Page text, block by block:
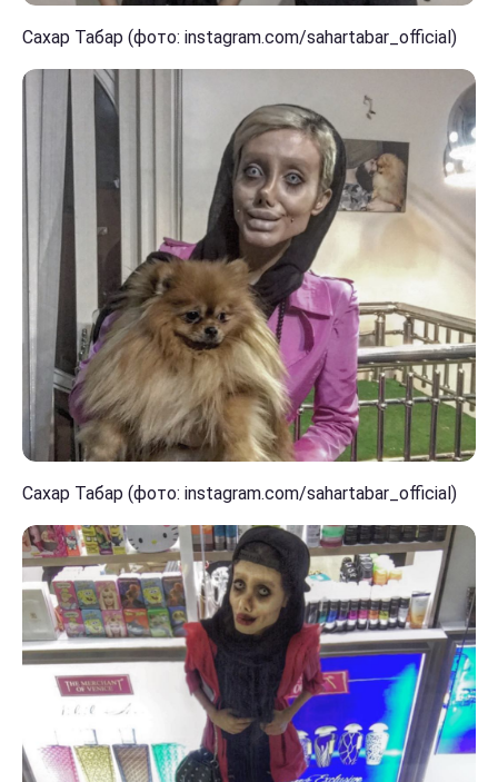
Сахар Табар (фото: instagram.com/sahartabar_official)
Сахар Табар (фото: instagram.com/sahartabar_official)